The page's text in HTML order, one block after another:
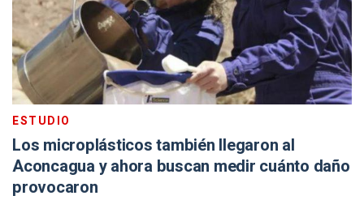
ESTUDIO
Los microplásticos también llegaron al
Aconcagua y ahora buscan medir cuánto daño
provocaron